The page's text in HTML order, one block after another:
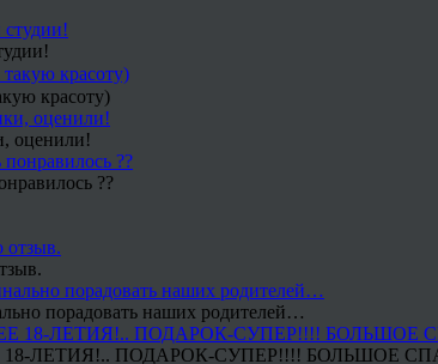
красоту)
оценили!
??
порадовать наших родителей…
ЛЕТИЯ!.. ПОДАРОК-СУПЕР!!!! БОЛЬШОЕ